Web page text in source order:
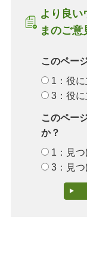
より良い
まのご意
このペー
1：役に
3：役に
このペー
か？
1：見
3：見つ